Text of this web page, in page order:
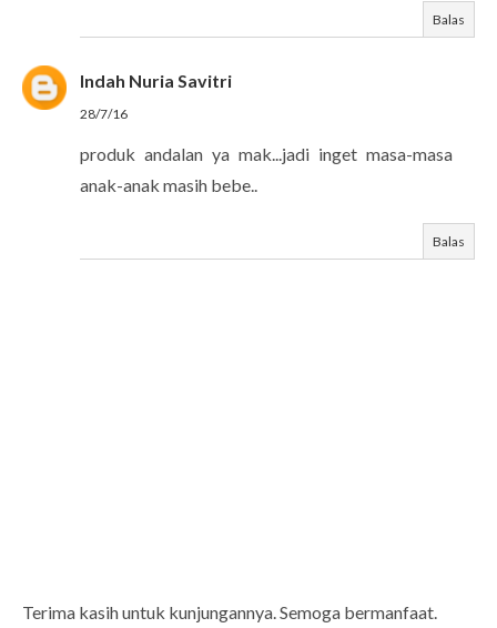
Balas
Indah Nuria Savitri
28/7/16
produk andalan ya mak...jadi inget masa-masa
anak-anak masih bebe..
Balas
Terima kasih untuk kunjungannya. Semoga bermanfaat.